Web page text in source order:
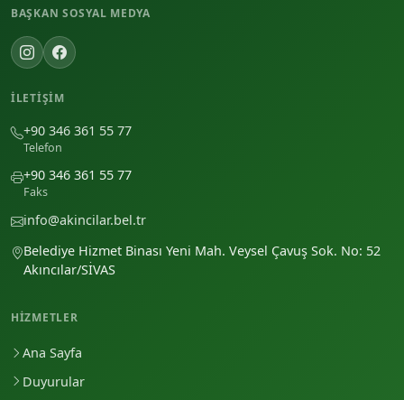
BAŞKAN SOSYAL MEDYA
İLETIŞIM
+90 346 361 55 77
Telefon
+90 346 361 55 77
Faks
info@akincilar.bel.tr
Belediye Hizmet Binası Yeni Mah. Veysel Çavuş Sok. No: 52
Akıncılar/SİVAS
HIZMETLER
Ana Sayfa
Duyurular